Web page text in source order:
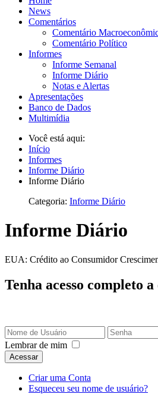
News
Comentários
Comentário
Comentário Político
Informes
Informe Semanal
Informe Diário
Notas e Alertas
Apresentações
Banco de Dados
Multimídia
Você está aqui:
Início
Informes
Informe Diário
Informe Diário
Categoria: Informe Diário
Informe Diário
EUA: Crédito ao Consumidor
Tenha acesso completo a
Lembrar de mim
Acessar
Criar uma Conta
Esqueceu seu nome de usuário?